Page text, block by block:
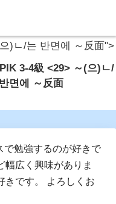
)ㄴ/는 반면에 ～反面">
3-4級 <29> ～(으)ㄴ/
면에 ～反面
で勉強するのが好きで
幅広く興味がありま
きです。 よろしくお